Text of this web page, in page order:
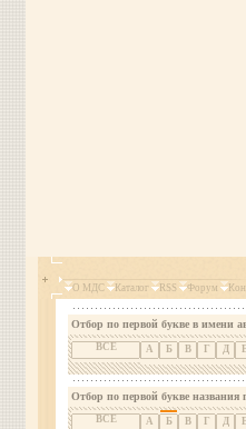
О МДС Каталог RSS Форум
Отбор по первой букве в имени
ВСЕ А Б В Г Д
Отбор по первой букве названия
ВСЕ А Б В Г Д